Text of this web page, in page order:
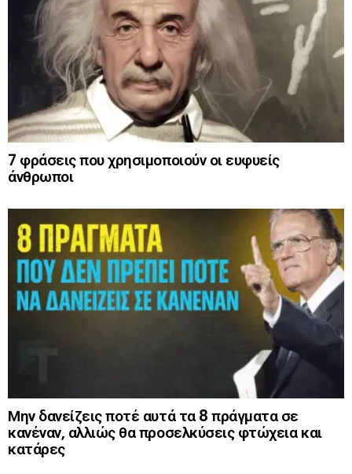
7 φράσεις που χρησιμοποιούν οι ευφυείς
άνθρωποι
Μην δανείζεις ποτέ αυτά τα 8 πράγματα σε
κανέναν, αλλιώς θα προσελκύσεις φτώχεια και
κατάρες